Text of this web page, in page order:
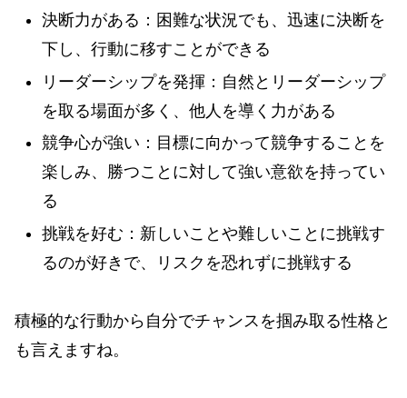
決断力がある：困難な状況でも、迅速に決断を
下し、行動に移すことができる
リーダーシップを発揮：自然とリーダーシップ
を取る場面が多く、他人を導く力がある
競争心が強い：目標に向かって競争することを
楽しみ、勝つことに対して強い意欲を持ってい
る
挑戦を好む：新しいことや難しいことに挑戦す
るのが好きで、リスクを恐れずに挑戦する
積極的な行動から自分でチャンスを掴み取る性格と
も言えますね。